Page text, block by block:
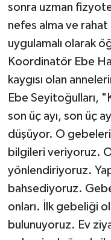
sonra uzman
nefes alma ve
uygulamalı olarak
Koordinatör Ebe
kaygısı olan
Ebe Seyitoğulları,
son üç ayı, son üç
düşüyor. O
bilgileri veriyoruz.
yönlendiriyoruz.
bahsediyoruz.
onları. İlk gebeliği
bulunuyoruz. Ev